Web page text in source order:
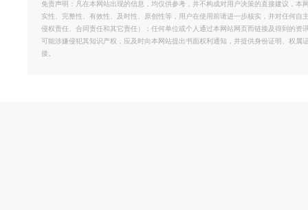
免责声明：凡在本网站出现的信息，均仅供参考，并不构成对用户决策的直接建议，
实性、完整性、有效性、及时性、原创性等，用户在使用前请进一步核实，并对任何
侵权责任、合同责任和其它责任）；任何单位或个人通过本网站网页而链接及得到的
可能涉嫌侵犯其知识产权，应及时向本网站提出书面权利通知，并提供身份证明、权
接。